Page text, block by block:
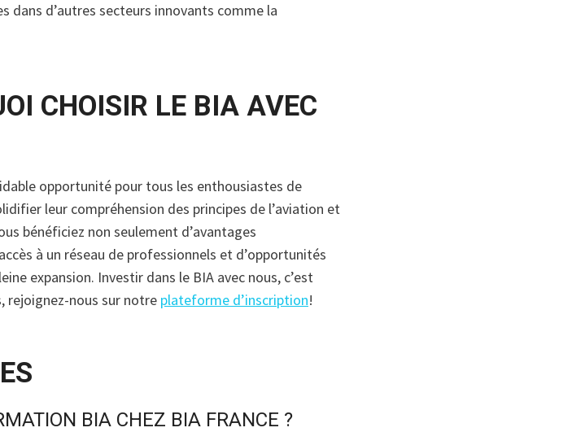
dans d’autres secteurs innovants comme la
CHOISIR LE BIA AVEC
opportunité pour tous les enthousiastes de
leur compréhension des principes de l’aviation et
bénéficiez non seulement d’avantages
à un réseau de professionnels et d’opportunités
expansion. Investir dans le BIA avec nous, c’est
rejoignez-nous sur notre plateforme d’inscription!
BIA CHEZ BIA FRANCE ?